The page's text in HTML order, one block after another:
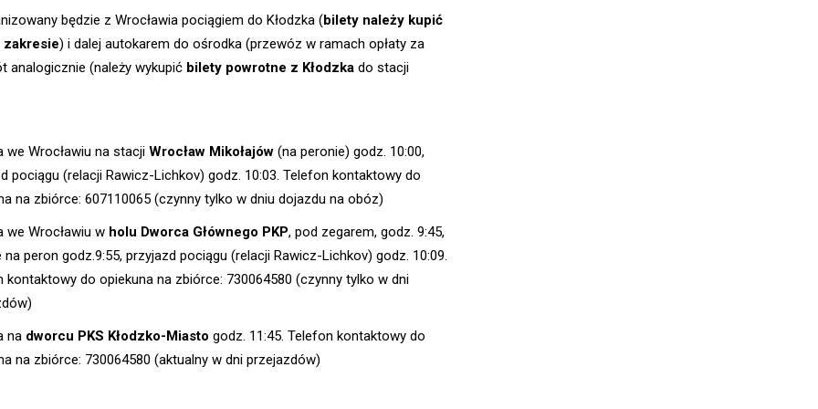
będzie z Wrocławia pociągiem do Kłodzka (bilety należy kupić
zakresie) i dalej autokarem do ośrodka (przewóz w ramach opłaty za
analogicznie (należy wykupić bilety powrotne z Kłodzka do stacji
we Wrocławiu na stacji Wrocław Mikołajów (na peronie) godz. 10:00,
pociągu (relacji Rawicz-Lichkov) godz. 10:03. Telefon kontaktowy do
na zbiórce: 607110065 (czynny tylko w dniu dojazdu na obóz)
we Wrocławiu w holu Dworca Głównego PKP, pod zegarem, godz. 9:45,
na peron godz.9:55, przyjazd pociągu (relacji Rawicz-Lichkov) godz. 10:09.
kontaktowy do opiekuna na zbiórce: 730064580 (czynny tylko w dni
na dworcu PKS Kłodzko-Miasto godz. 11:45. Telefon kontaktowy do
na zbiórce: 730064580 (aktualny w dni przejazdów)